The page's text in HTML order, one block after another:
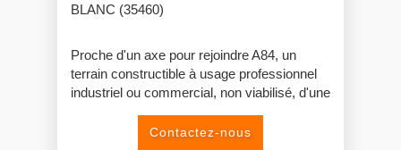
BLANC (35460)
Proche d'un axe pour rejoindre A84, un
terrain constructible à usage professionnel
industriel ou commercial, non viabilisé, d'une
Contactez-nous